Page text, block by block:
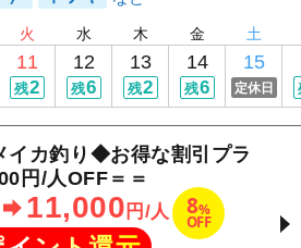
火
11
残2
水
12
残6
木
13
残2
金
14
残6
土
15
定休日
カ釣り◆お得な割引プラ
円/人OFF＝＝
11,000 円/人 8%
OFF